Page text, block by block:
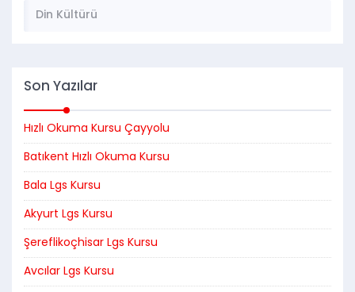
Din Kültürü
Son Yazılar
Hızlı Okuma Kursu Çayyolu
Batıkent Hızlı Okuma Kursu
Bala Lgs Kursu
Akyurt Lgs Kursu
Şereflikoçhisar Lgs Kursu
Avcılar Lgs Kursu